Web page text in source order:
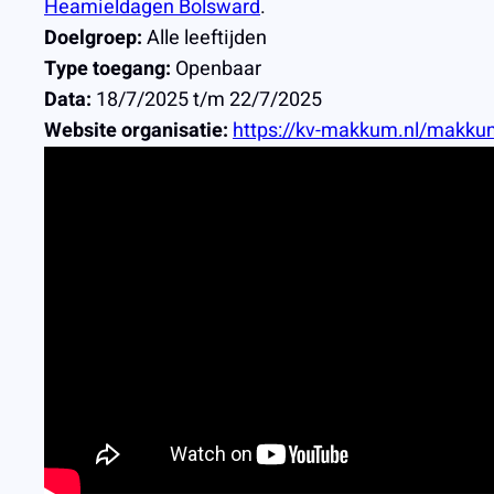
Heamieldagen Bolsward.
Doelgroep:Alle leeftijden
Type toegang: Openbaar
Data: 18/7/2025 t/m 22/7/2025
Website organisatie:https://kv-makkum.nl/